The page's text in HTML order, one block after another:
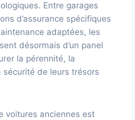
Entre garages
d’assurance spécifiques
adaptées, les
désormais d’un panel
la pérennité, la
sécurité de leurs trésors
voitures anciennes est